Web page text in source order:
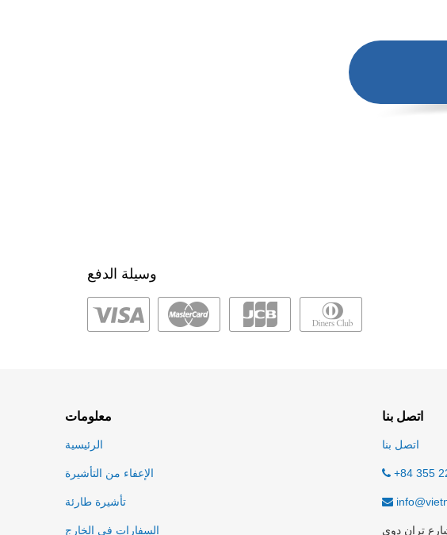
وسيلة الدفع
معلومات
الرئيسية
الإعفاء من التأشيرة
تأشيرة طارئة
السفارات في الخارج
اتصل بنا
اتصل بنا
الطابق السابع، مبنى تشارمفيت، رقم 117 شارع تران دوى